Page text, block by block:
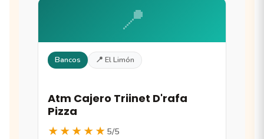
📍
Bancos 📍 El Limón
Atm Cajero Triinet D'rafa
Pizza
★★★★★ 5/5